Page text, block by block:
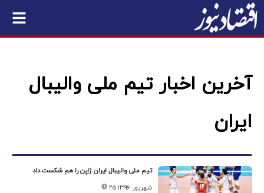
آخرین اخبار تیم ملی والیبال
ایران
تیم ملی والیبال ایران ژاپن را هم شکست داد
۲۵ شهریور ۱۳۹۶